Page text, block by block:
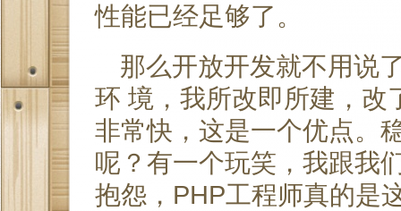
性能已经足够了。
那么开放开发就不用说
环 境，我所改即所建，改
非常快，这是一个优点。
呢？有一个玩笑，我跟我
抱怨，PHP工程师真的是